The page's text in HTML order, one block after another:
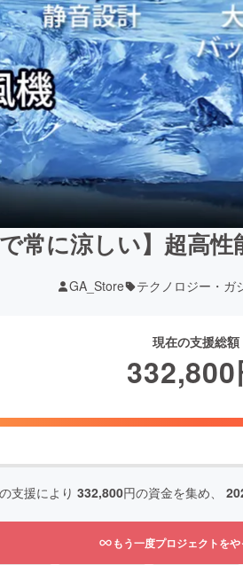
常に涼しい】超高
GA_Store テクノロジー・ガ
現在の支援総額
332,800
支援により 332,800円の資金を集め、
もう一度プロジェクトを